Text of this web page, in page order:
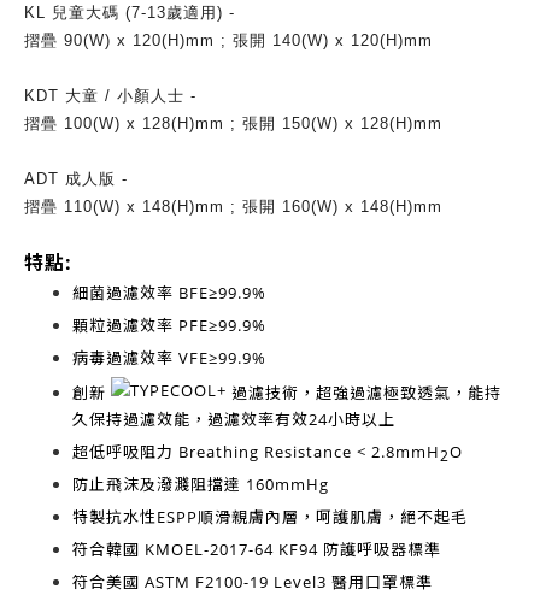
KL 兒童大碼 (7-13歲適用) -
摺疊 90(W) x 120(H)mm ; 張開 140(W) x 120(H)mm
KDT 大童 / 小顏人士 -
摺疊 100(W) x 128(H)mm ; 張開 150(W) x 128(H)mm
ADT 成人版 -
摺疊 110(W) x 148(H)mm ; 張開 160(W) x 148(H)mm
特點:
細菌過濾效率 BFE≥99.9%
顆粒過濾效率 PFE≥99.9%
病毒過濾效率 VFE≥99.9%
創新
過濾技術，超強過濾極致透氣，能持
久保持過濾效能，過濾效率有效24小時以上
超低呼吸阻力 Breathing Resistance < 2.8mmH2O
防止飛沫及潑濺阻擋達 160mmHg
特製抗水性ESPP順滑親膚內層，呵護肌膚，絕不起毛
符合韓國 KMOEL-2017-64 KF94 防護呼吸器標準
符合美國 ASTM F2100-19 Level3 醫用口罩標準